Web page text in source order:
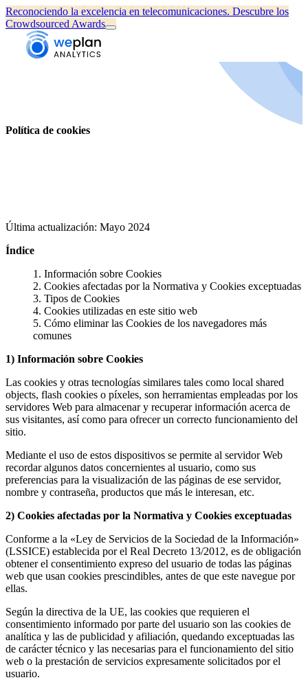
Reconociendo la excelencia en telecomunicaciones. Descubre los
Crowdsourced Awards
Política de cookies
Última actualización: Mayo 2024
Índice
Información sobre Cookies
Cookies afectadas por la Normativa y Cookies exceptuadas
Tipos de Cookies
Cookies utilizadas en este sitio web
Cómo eliminar las Cookies de los navegadores más
comunes
1) Información sobre Cookies
Las cookies y otras tecnologías similares tales como local shared
objects, flash cookies o píxeles, son herramientas empleadas por los
servidores Web para almacenar y recuperar información acerca de
sus visitantes, así como para ofrecer un correcto funcionamiento del
sitio.
Mediante el uso de estos dispositivos se permite al servidor Web
recordar algunos datos concernientes al usuario, como sus
preferencias para la visualización de las páginas de ese servidor,
nombre y contraseña, productos que más le interesan, etc.
2) Cookies afectadas por la Normativa y Cookies exceptuadas
Conforme a la «Ley de Servicios de la Sociedad de la Información»
(LSSICE) establecida por el Real Decreto 13/2012, es de obligación
obtener el consentimiento expreso del usuario de todas las páginas
web que usan cookies prescindibles, antes de que este navegue por
ellas.
Según la directiva de la UE, las cookies que requieren el
consentimiento informado por parte del usuario son las cookies de
analítica y las de publicidad y afiliación, quedando exceptuadas las
de carácter técnico y las necesarias para el funcionamiento del sitio
web o la prestación de servicios expresamente solicitados por el
usuario.